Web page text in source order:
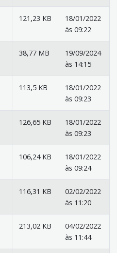
121,23 KB
18/01/2022
às 09:22
38,77 MB
19/09/2024
às 14:15
113,5 KB
18/01/2022
às 09:23
126,65 KB
18/01/2022
às 09:23
106,24 KB
18/01/2022
às 09:24
116,31 KB
02/02/2022
às 11:20
213,02 KB
04/02/2022
às 11:44